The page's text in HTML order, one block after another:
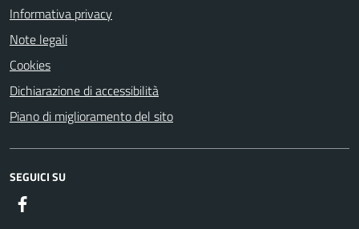
Informativa privacy
Note legali
Cookies
Dichiarazione di accessibilità
Piano di miglioramento del sito
SEGUICI SU